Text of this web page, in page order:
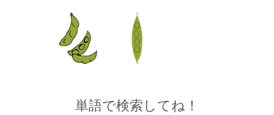
content
単語で検索してね！